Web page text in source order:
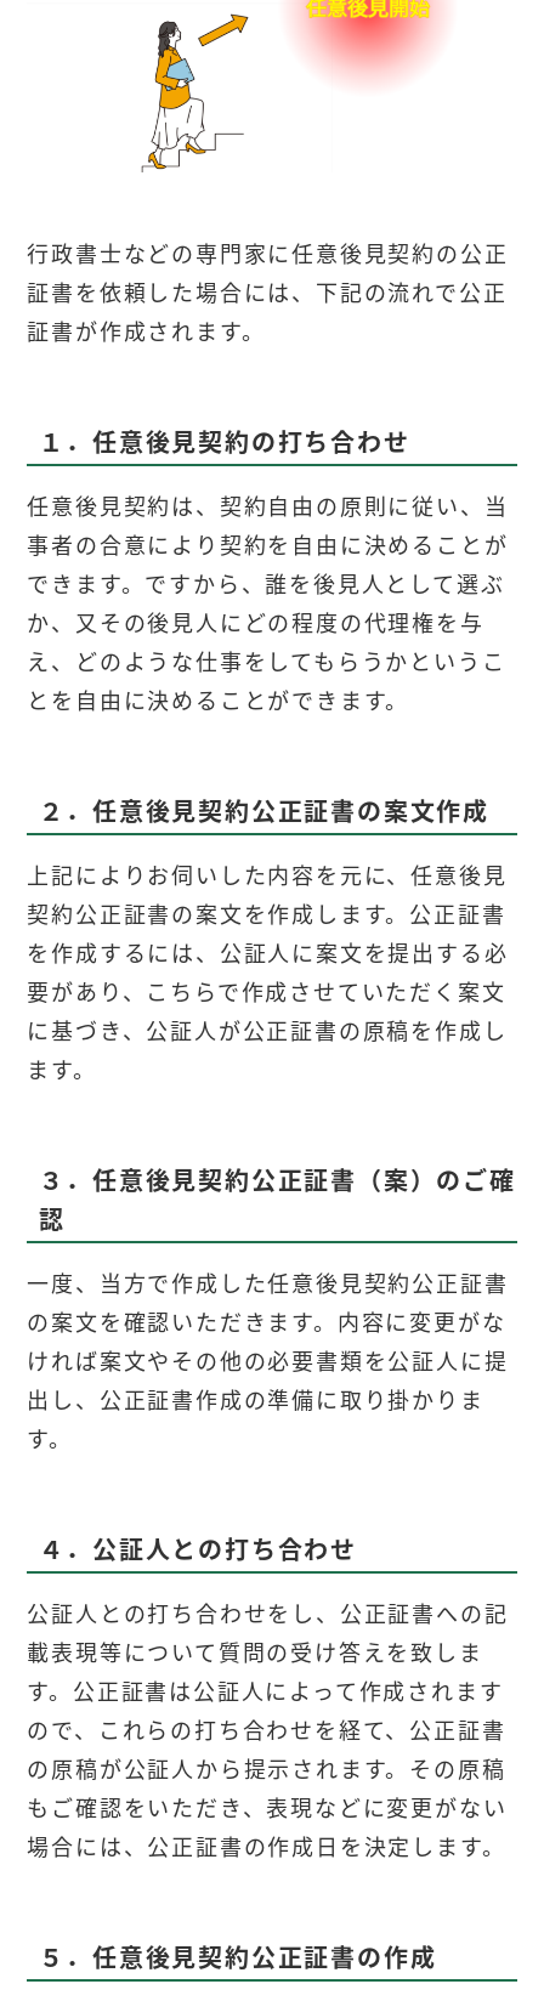
行政書士などの専門家に任意後見契約の公正
証書を依頼した場合には、下記の流れで公正
証書が作成されます。
１．任意後見契約の打ち合わせ
任意後見契約は、契約自由の原則に従い、当
事者の合意により契約を自由に決めることが
できます。ですから、誰を後見人として選ぶ
か、又その後見人にどの程度の代理権を与
え、どのような仕事をしてもらうかというこ
とを自由に決めることができます。
２．任意後見契約公正証書の案文作成
上記によりお伺いした内容を元に、任意後見
契約公正証書の案文を作成します。公正証書
を作成するには、公証人に案文を提出する必
要があり、こちらで作成させていただく案文
に基づき、公証人が公正証書の原稿を作成し
ます。
３．任意後見契約公正証書（案）のご確
認
一度、当方で作成した任意後見契約公正証書
の案文を確認いただきます。内容に変更がな
ければ案文やその他の必要書類を公証人に提
出し、公正証書作成の準備に取り掛かりま
す。
４．公証人との打ち合わせ
公証人との打ち合わせをし、公正証書への記
載表現等について質問の受け答えを致しま
す。公正証書は公証人によって作成されます
ので、これらの打ち合わせを経て、公正証書
の原稿が公証人から提示されます。その原稿
もご確認をいただき、表現などに変更がない
場合には、公正証書の作成日を決定します。
５．任意後見契約公正証書の作成